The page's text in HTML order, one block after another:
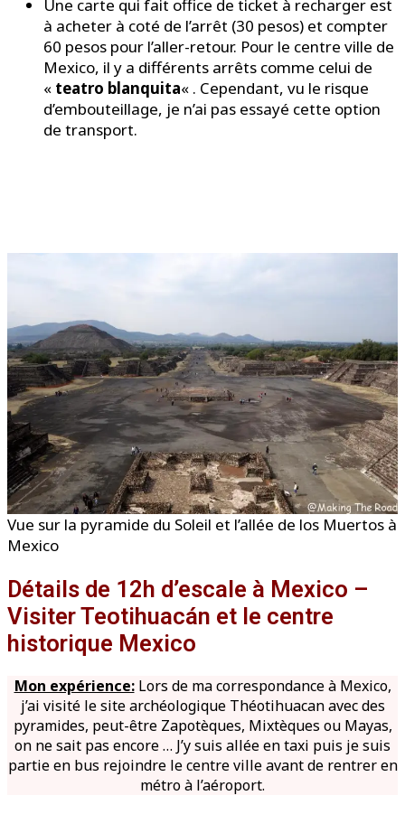
Une carte qui fait office de ticket à recharger est
à acheter à coté de l’arrêt (30 pesos) et compter
60 pesos pour l’aller-retour. Pour le centre ville de
Mexico, il y a différents arrêts comme celui de
« teatro blanquita« . Cependant, vu le risque
d’embouteillage, je n’ai pas essayé cette option
de transport.
Vue sur la pyramide du Soleil et l’allée de los Muertos à
Mexico
Détails de 12h d’escale à Mexico –
Visiter Teotihuacán et le centre
historique Mexico
Mon expérience:Lors de ma correspondance à Mexico,
j’ai visité le site archéologique Théotihuacan avec des
pyramides, peut-être Zapotèques, Mixtèques ou Mayas,
on ne sait pas encore … J’y suis allée en taxi puis je suis
partie en bus rejoindre le centre ville avant de rentrer en
métro à l’aéroport.